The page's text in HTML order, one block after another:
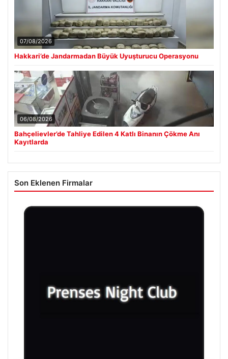
07/08/2026
Hakkari’de Jandarmadan Büyük Uyuşturucu Operasyonu
06/08/2026
Bahçelievler’de Tahliye Edilen 4 Katlı Binanın Çökme Anı
Kayıtlarda
Son Eklenen Firmalar